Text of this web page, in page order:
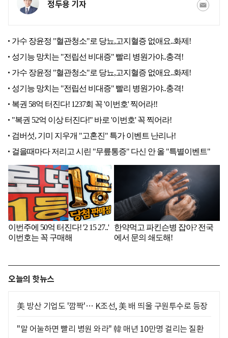
정두용 기자
오늘의 핫뉴스
美 방산 기업도 '깜짝'… K조선, 美 배 띄울 구원투수로 등장
"말 어눌하면 빨리 병원 와라" 韓 매년 10만명 걸리는 질환